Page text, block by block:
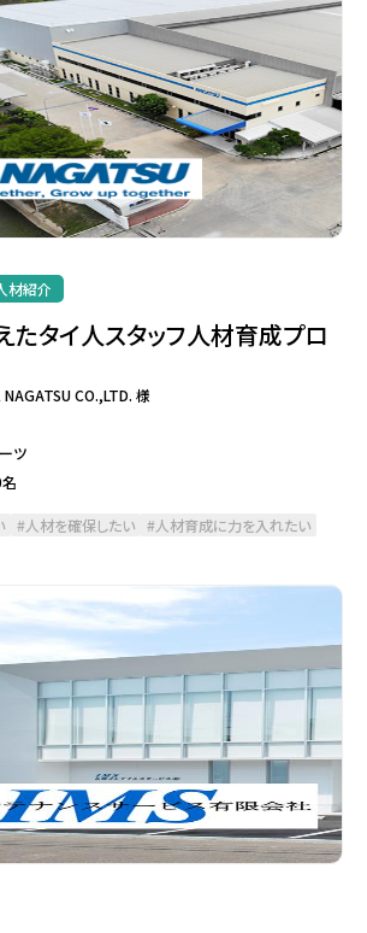
材紹介
たタイ人スタッフ人材育成プロ
CO.,LTD. 様
ツ
人材を確保したい 人材育成に力を入れたい